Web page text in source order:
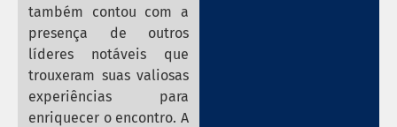
também contou com a
presença de outros
líderes notáveis que
trouxeram suas valiosas
experiências para
enriquecer o encontro. A